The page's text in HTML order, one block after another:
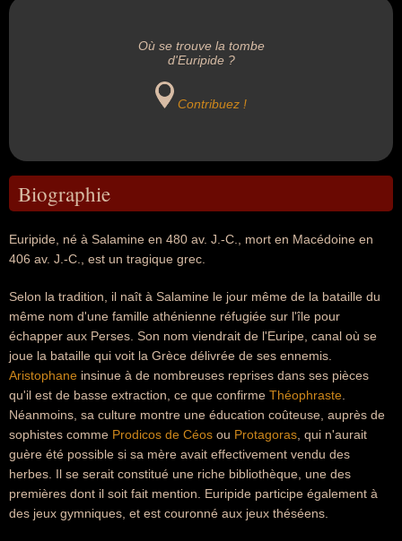
Où se trouve la tombe
d'Euripide ?
Contribuez !
Biographie
Euripide, né à Salamine en 480 av. J.-C., mort en Macédoine en
406 av. J.-C., est un tragique grec.
Selon la tradition, il naît à Salamine le jour même de la bataille du
même nom d'une famille athénienne réfugiée sur l'île pour
échapper aux Perses. Son nom viendrait de l'Euripe, canal où se
joue la bataille qui voit la Grèce délivrée de ses ennemis.
Aristophane insinue à de nombreuses reprises dans ses pièces
qu'il est de basse extraction, ce que confirme Théophraste
Néanmoins, sa culture montre une éducation coûteuse, auprès de
sophistes comme Prodicos de Céos ou Protagoras , qui n'aurait
guère été possible si sa mère avait effectivement vendu des
herbes. Il se serait constitué une riche bibliothèque, une des
premières dont il soit fait mention. Euripide participe également à
des jeux gymniques, et est couronné aux jeux théséens.